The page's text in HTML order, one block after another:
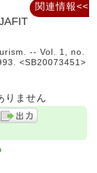
-- Vol. 1, no.
<SB20073451>
りません
関連情報<<